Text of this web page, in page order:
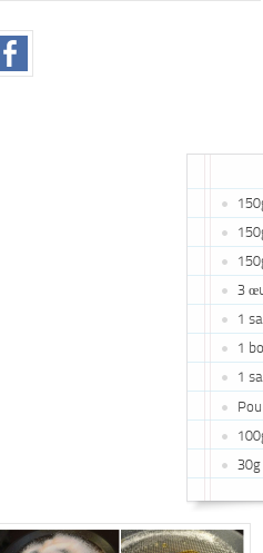
3
1
1
1
30g